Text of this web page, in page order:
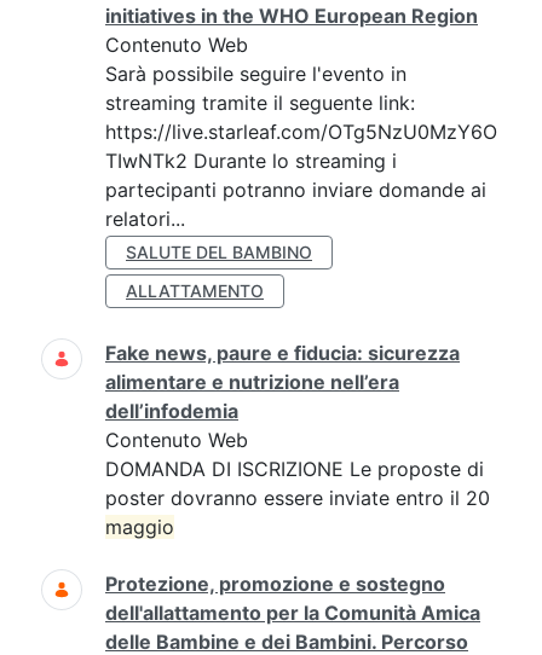
initiatives in the WHO European Region
Contenuto Web
Sarà possibile seguire l'evento in
streaming tramite il seguente link:
https://live.starleaf.com/OTg5NzU0MzY6O
TIwNTk2 Durante lo streaming i
partecipanti potranno inviare domande ai
relatori...
SALUTE DEL BAMBINO
ALLATTAMENTO
Fake news, paure e fiducia: sicurezza
alimentare e nutrizione nell’era
dell’infodemia
Contenuto Web
DOMANDA DI ISCRIZIONE Le proposte di
poster dovranno essere inviate entro il 20
maggio
Protezione, promozione e sostegno
dell'allattamento per la Comunità Amica
delle Bambine e dei Bambini. Percorso